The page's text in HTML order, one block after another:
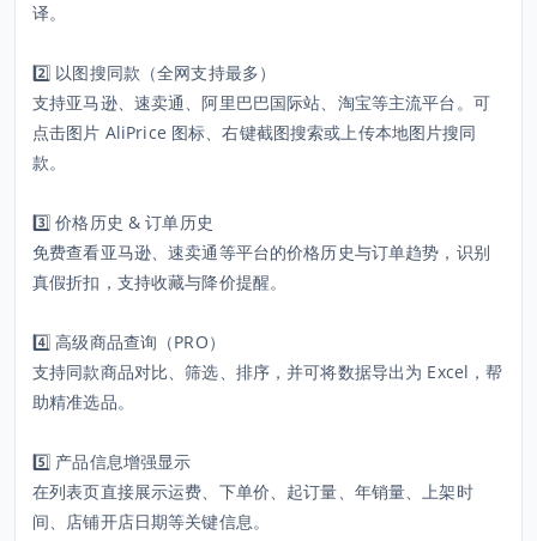
译。
2️⃣ 以图搜同款（全网支持最多）
支持亚马逊、速卖通、阿里巴巴国际站、淘宝等主流平台。可
点击图片 AliPrice 图标、右键截图搜索或上传本地图片搜同
款。
3️⃣ 价格历史 & 订单历史
免费查看亚马逊、速卖通等平台的价格历史与订单趋势，识别
真假折扣，支持收藏与降价提醒。
4️⃣ 高级商品查询（PRO）
支持同款商品对比、筛选、排序，并可将数据导出为 Excel，帮
助精准选品。
5️⃣ 产品信息增强显示
在列表页直接展示运费、下单价、起订量、年销量、上架时
间、店铺开店日期等关键信息。